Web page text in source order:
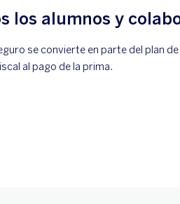
los alumnos y
se convierte en parte del plan
al pago de la prima.